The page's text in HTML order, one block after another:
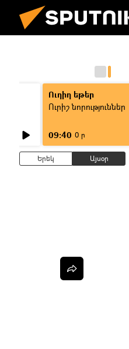
Ուղիղ եթեր
Ուրիշ նորություններ
09:40 0 ր
Երեկ Այսօր